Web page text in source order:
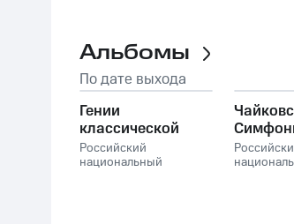
Альбомы
По дате выхода
Гении
классической
эпохи
Российский
национальный